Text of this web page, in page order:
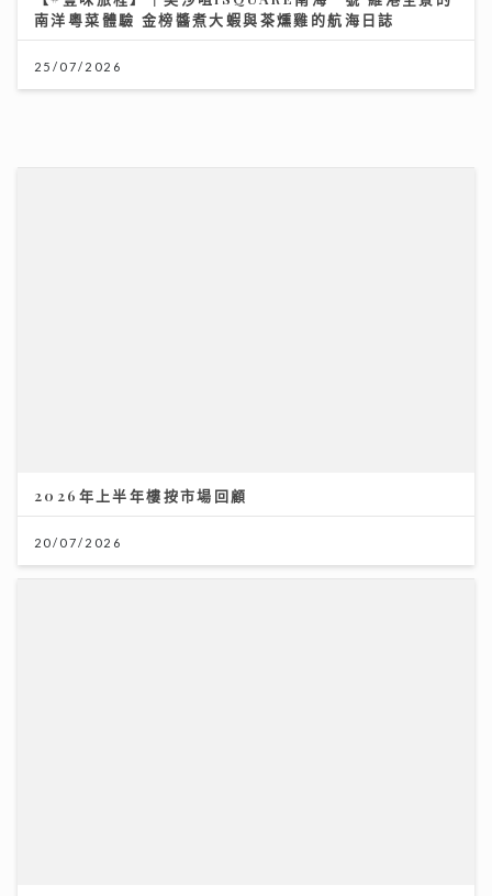
南洋粵菜體驗 金榜醬煮大蝦與茶燻雞的航海日誌
25/07/2026
2026年上半年樓按市場回顧
20/07/2026